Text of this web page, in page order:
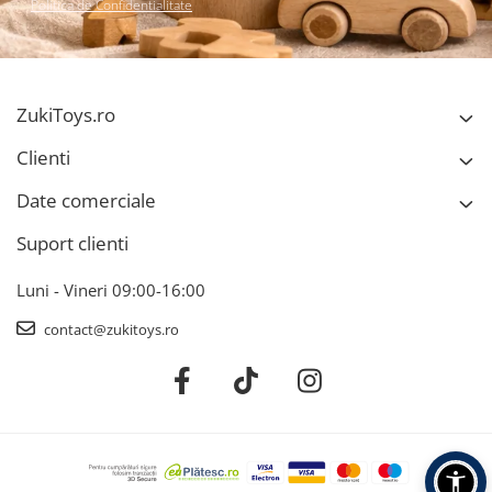
Politica de Confidentialitate
ZukiToys.ro
Clienti
Date comerciale
Suport clienti
Luni - Vineri 09:00-16:00
contact@zukitoys.ro